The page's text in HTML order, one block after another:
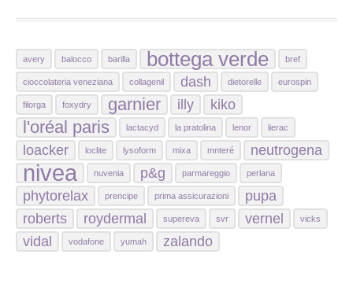
avery balocco barilla bottega verde bref
cioccolateria veneziana collagenil dash dietorelle eurospin
filorga foxydry garnier illy kiko
l'oréal paris lactacyd la pratolina lenor lierac
loacker loclite lysoform mixa mnteré neutrogena
nivea nuvenia p&g parmareggio perlana
phytorelax prencipe prima assicurazioni
pupa
roberts
roydermal supereva svr vernel vicks
vidal vodafone yumah zalando